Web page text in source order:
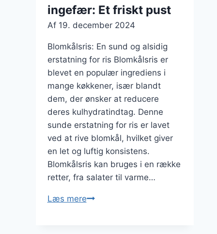
ingefær: Et friskt pust
Af 19. december 2024
Blomkålsris: En sund og alsidig
erstatning for ris Blomkålsris er
blevet en populær ingrediens i
mange køkkener, især blandt
dem, der ønsker at reducere
deres kulhydratindtag. Denne
sunde erstatning for ris er lavet
ved at rive blomkål, hvilket giver
en let og luftig konsistens.
Blomkålsris kan bruges i en række
retter, fra salater til varme…
Læs mereBlomkålsris